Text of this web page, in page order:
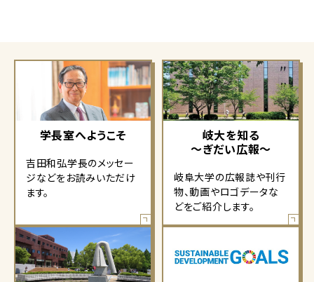
学長室へようこそ
吉田和弘学長のメッセー
ジなどをお読みいただけ
ます。
岐大を知る
～ぎだい広報～
岐阜大学の広報誌や刊行
物、動画やロゴデータな
どをご紹介します。